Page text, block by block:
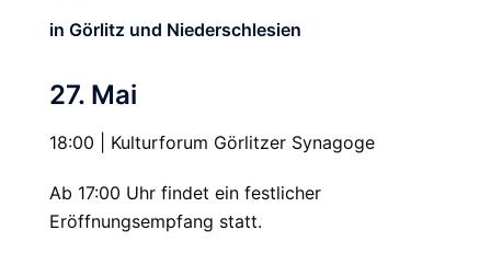
in Görlitz und Niederschlesien
27. Mai
18:00 | Kulturforum Görlitzer Synagoge
Ab 17:00 Uhr findet ein festlicher
Eröffnungsempfang statt.